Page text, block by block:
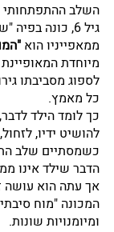
השלב ההתפתחותי
גיל 6, כונה
ממאפייניו הוא
מיוחדת
לספוג מסביבתו
כל מאמץ.
כך לומד הילד
להושיט ידיו,
כשמסתיים שלב
הדבר שילד אינו
אך עתה הוא עושה
המכונה "מוח
ומיומנויות שונות.